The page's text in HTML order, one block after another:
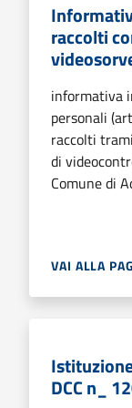
raccolti
informativa
personali
raccolti
di
Comune di
VAI ALLA
DCC n_